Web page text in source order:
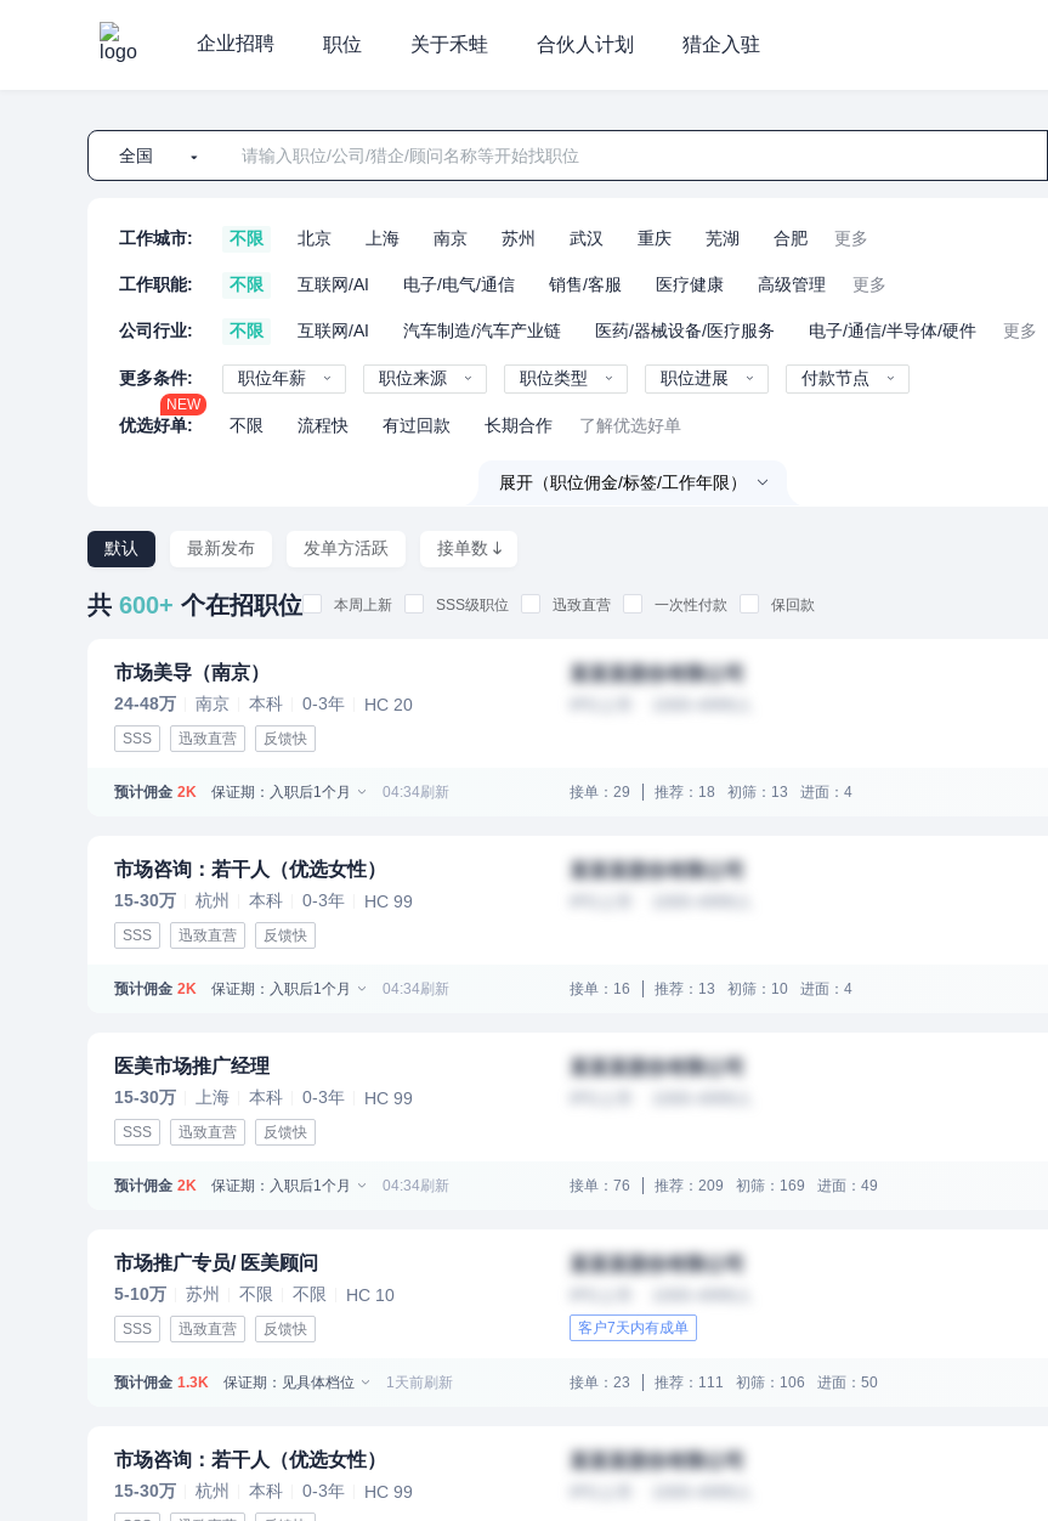
企业招聘 职位 关于禾蛙 合伙人计划 猎企入驻
全国
工作城市: 不限 北京 上海 南京 苏州 武汉 重庆 芜湖 合肥 更多
工作职能: 不限 互联网/AI 电子/电气/通信 销售/客服 医疗健康 高级管理 更多
公司行业: 不限 互联网/AI 汽车制造/汽车产业链 医药/器械设备/医疗服务 电子/通信/半导体/硬件 更多
更多条件: 职位年薪 职位来源 职位类型 职位进展 付款节点
优选好单:
NEW
不限 流程快 有过回款 长期合作 了解优选好单
展开（职位佣金/标签/工作年限）
默认 最新发布 发单方活跃 接单数
共 600+ 个在招职位 本周上新 SSS级职位 迅致直营 一次性付款 保回款
市场美导（南京）
24-48万 南京 本科 0-3年 HC 20
SSS 迅致直营 反馈快
某某某股份有限公司
预计佣金 2K 保证期：入职后1个月 04:34刷新 接单：29 推荐：18 初筛：13 进面：4
市场咨询：若干人（优选女性）
15-30万 杭州 本科 0-3年 HC 99
SSS 迅致直营 反馈快
某某某股份有限公司
预计佣金 2K 保证期：入职后1个月 04:34刷新 接单：16 推荐：13 初筛：10 进面：4
医美市场推广经理
15-30万 上海 本科 0-3年 HC 99
SSS 迅致直营 反馈快
某某某股份有限公司
预计佣金 2K 保证期：入职后1个月 04:34刷新 接单：76 推荐：209 初筛：169 进面：49
市场推广专员/ 医美顾问
5-10万 苏州 不限 不限 HC 10
SSS 迅致直营 反馈快
某某某股份有限公司
客户7天内有成单
预计佣金 1.3K 保证期：见具体档位 1天前刷新 接单：23 推荐：111 初筛：106 进面：50
市场咨询：若干人（优选女性）
15-30万 杭州 本科 0-3年 HC 99
某某某股份有限公司